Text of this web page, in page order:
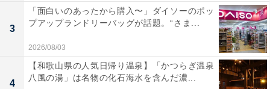
チェックイン：15:00
チェックアウト：11:00
※プランにより時間が異なる可能性があります
あわせて読みたい
3
「面白いのあったから購入〜」ダイソーのポッ
プアップランドリーバッグが話題。“さま...
2026/08/03
4
【和歌山県の人気日帰り温泉】「かつらぎ温泉
八風の湯」は名物の化石海水を含んだ濃...